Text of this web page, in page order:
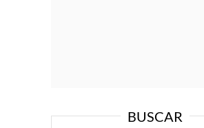
BUSCAR